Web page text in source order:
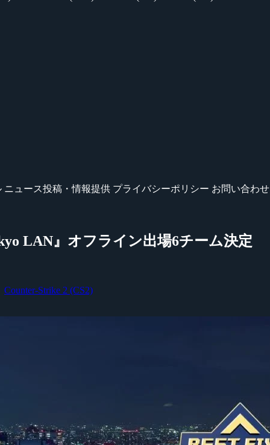
ニュース投稿・情報提供 プライバシーポリシー お問い合わせ
LAN』オフライン出場6チーム決定
Counter-Strike 2 (CS2)